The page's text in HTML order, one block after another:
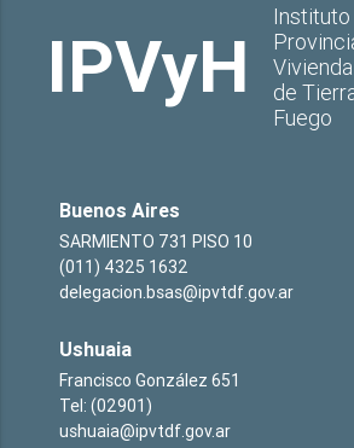
IPVyH
Instituto
de
Fuego
Buenos Aires
SARMIENTO 731 PISO 10
(011) 4325 1632
delegacion.bsas@ipvtdf.gov.ar
Ushuaia
Francisco González 651
Tel: (02901)
ushuaia@ipvtdf.gov.ar